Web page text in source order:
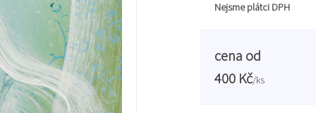
Nejsme plátci DPH
cena od
400 Kč/ks